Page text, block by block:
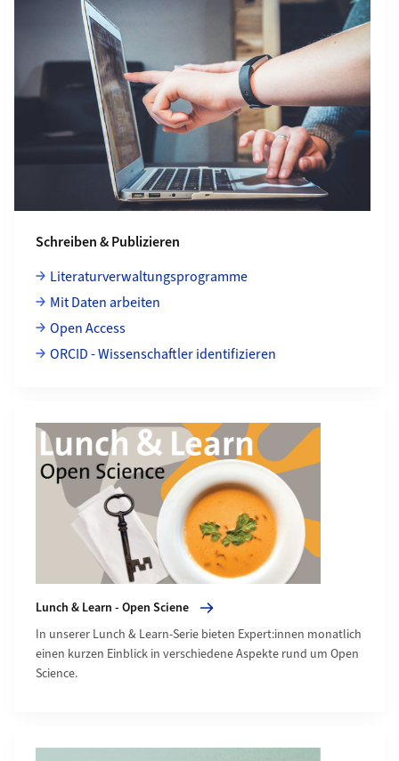
Schreiben & Publizieren
Literaturverwaltungsprogramme
Mit Daten arbeiten
Open Access
ORCID - Wissenschaftler identifizieren
Lunch & Learn - Open Sciene
Mehr zu Lunch & Learn - Open Sciene
In unserer Lunch & Learn-Serie bieten Expert:innen monatlich
einen kurzen Einblick in verschiedene Aspekte rund um Open
Science.